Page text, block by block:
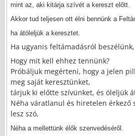
mint az, aki kitárja szívét a kereszt előtt.
Akkor tud teljesen ott élni bennünk a
ha átöleljük a keresztet.
Ha ugyanis feltámadásról
Hogy mit kell ehhez tennünk?
Próbáljuk megérteni, hogy a jelen
meg saját keresztünket,
tárjuk ki előtte szívünket, és öleljük
Néha váratlanul és hiretelen érkező
lesz szó,
Néha a mellettünk élők szenvedéséről.